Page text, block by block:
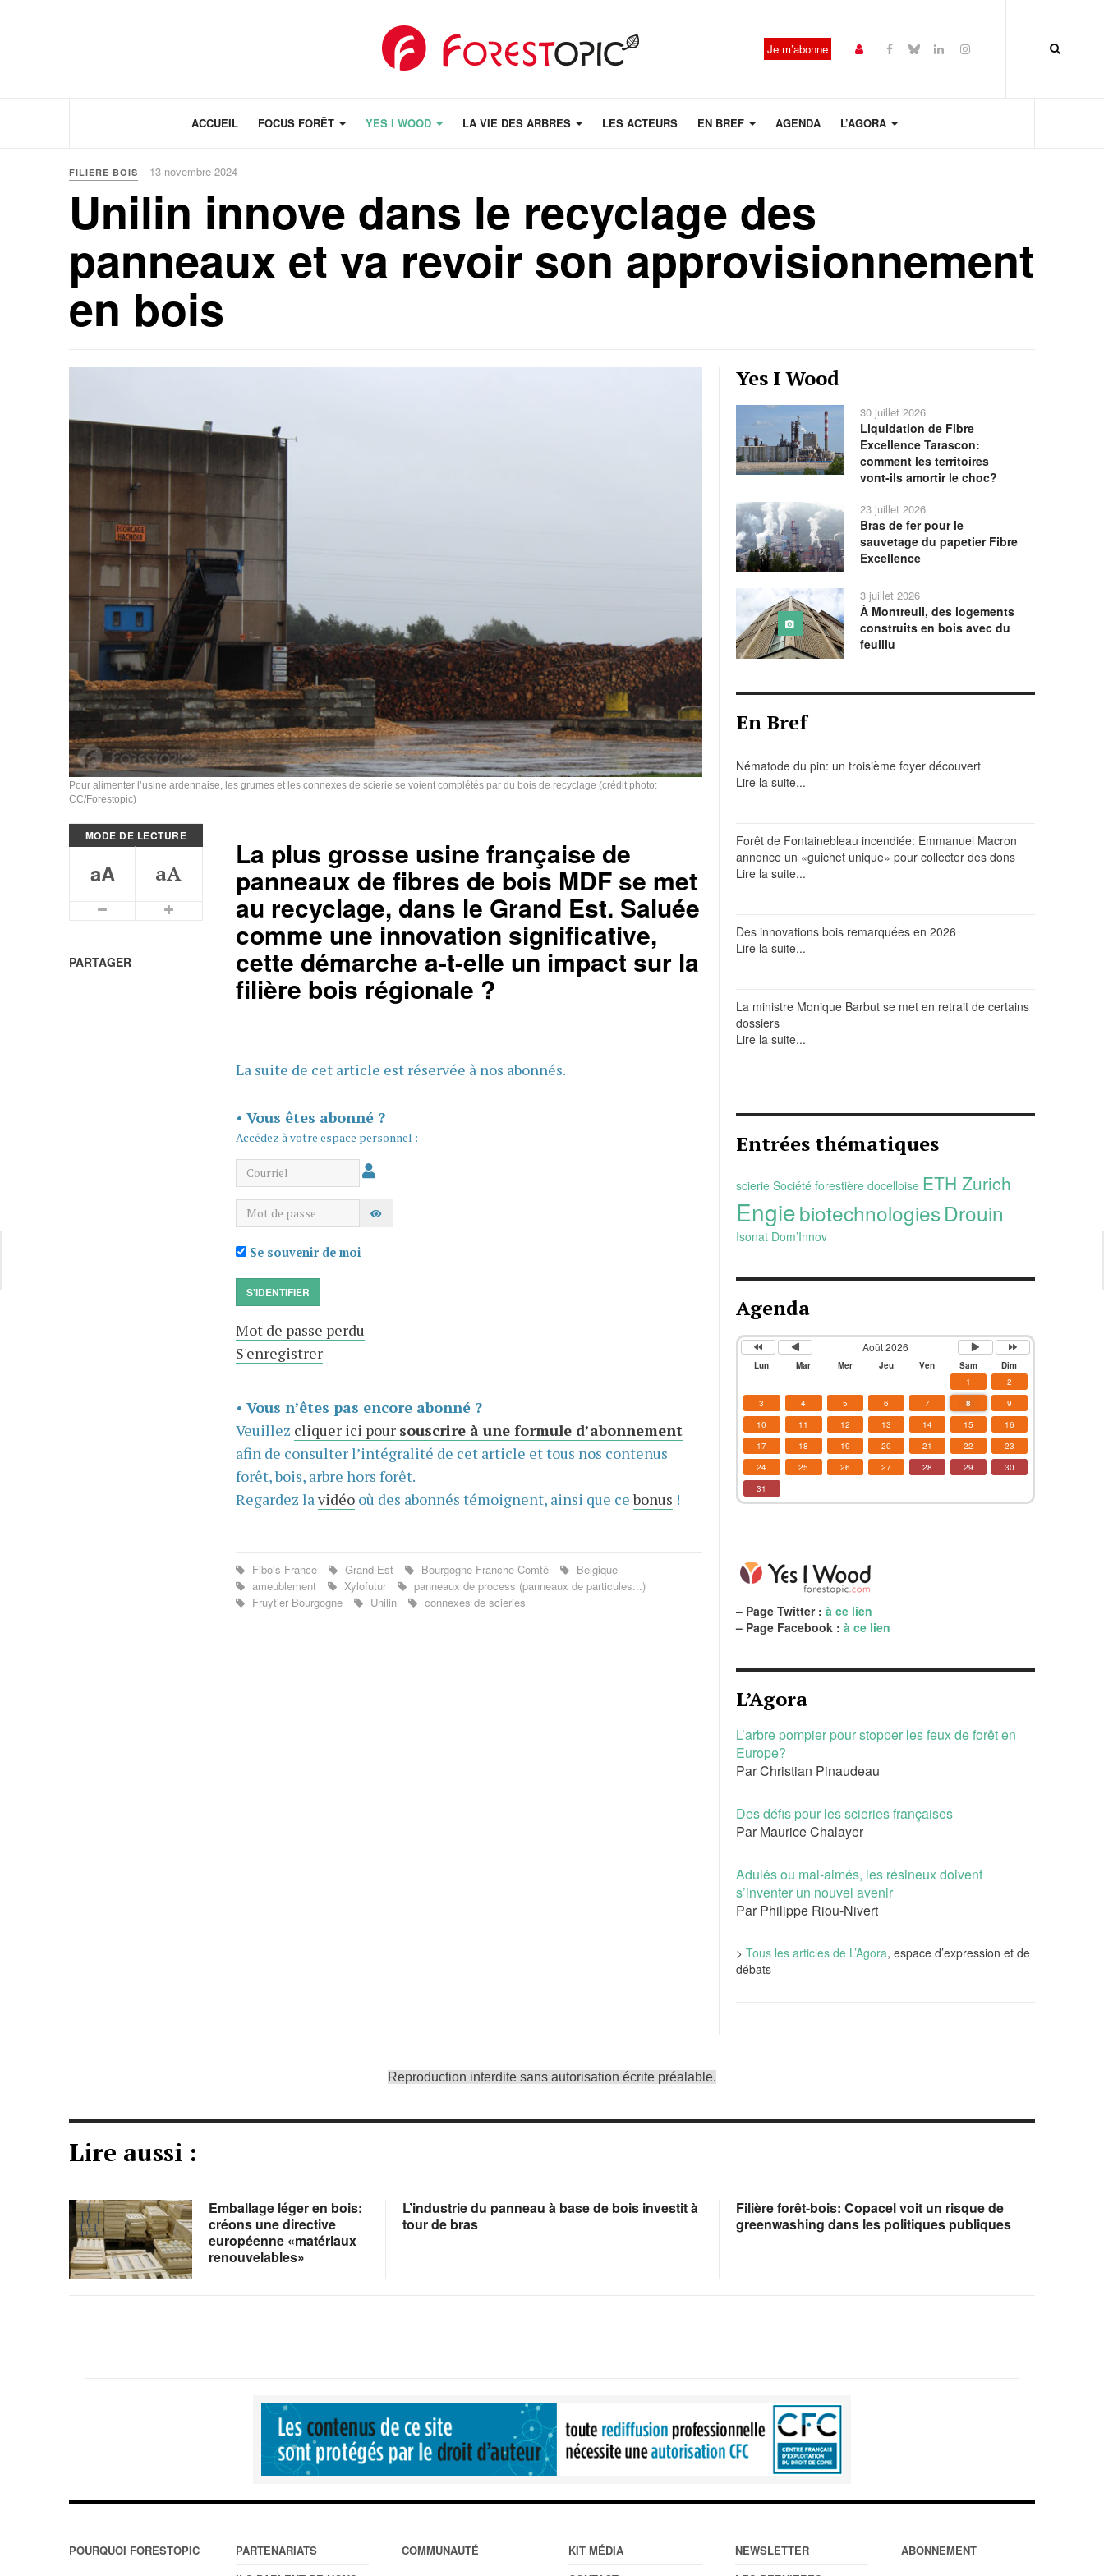
Je m’abonne
ACCUEIL FOCUS FORÊT YES I WOOD LA VIE DES ARBRES LES ACTEURS EN BREF AGENDA L’AGORA
FILIÈRE BOIS 13 novembre 2024
Unilin innove dans le recyclage des
panneaux et va revoir son approvisionnement
en bois
Pour alimenter l’usine ardennaise, les grumes et les connexes de scierie se voient complétés par du bois de recyclage (crédit photo:
CC/Forestopic)
MODE DE LECTURE
aA aA
Plus petits caractèresPlus grands caractères
PARTAGER
La plus grosse usine française de
panneaux de fibres de bois MDF se met
au recyclage, dans le Grand Est. Saluée
comme une innovation significative,
cette démarche a-t-elle un impact sur la
filière bois régionale ?
La suite de cet article est réservée à nos abonnés.
• Vous êtes abonné ?
Accédez à votre espace personnel :
Courriel
Mot de passe AFFICHER LE MOT DE PASSE
Se souvenir de moi
S'IDENTIFIER
Mot de passe perdu
S'enregistrer
• Vous n’êtes pas encore abonné ?
Veuillez cliquer ici pour souscrire à une formule d’abonnement
afin de consulter l’intégralité de cet article et tous nos contenus
forêt, bois, arbre hors forêt.
Regardez la vidéooù des abonnés témoignent, ainsi que cebonus !
Fibois France Grand Est Bourgogne-Franche-Comté
Belgique
ameublement
Xylofutur
panneaux de process (panneaux de particules...)
Fruytier Bourgogne
Unilin connexes de scieries
Yes I Wood
30 juillet 2026
Liquidation de Fibre
Excellence Tarascon:
comment les territoires
vont-ils amortir le choc?
23 juillet 2026
Bras de fer pour le
sauvetage du papetier Fibre
Excellence
3 juillet 2026
À Montreuil, des logements
construits en bois avec du
feuillu
En Bref
Nématode du pin: un troisième foyer découvert
Lire la suite...
Forêt de Fontainebleau incendiée: Emmanuel Macron
annonce un «guichet unique» pour collecter des dons
Lire la suite...
Des innovations bois remarquées en 2026
Lire la suite...
La ministre Monique Barbut se met en retrait de certains
dossiers
Lire la suite...
Entrées thématiques
scierie Société forestière docelloise ETH Zurich
EngiebiotechnologiesDrouin
Isonat Dom’Innov
Agenda
précédenteprécédent
Août 2026
Lun Mar Mer Jeu Ven Sam
Dim
1
2
3
4 5 6 7 8
9
10
11 12 13 14 15
16
17
18 19 20 21 22
23
24
25 26 27 28 29
30
31
–Page Twitter : à ce lien
– Page Facebook : à ce lien
L’Agora
L’arbre pompier pour stopper les feux de forêt en
Europe?
Par Christian Pinaudeau
Des défis pour les scieries françaises
Par Maurice Chalayer
Adulés ou mal-aimés, les résineux doivent
s’inventer un nouvel avenir
Par Philippe Riou-Nivert
> Tous les articles de L’Agora, espace d’expression et de
débats
Reproduction interdite sans autorisation écrite préalable.
Lire aussi :
Emballage léger en bois:
créons une directive
européenne «matériaux
renouvelables»
L’industrie du panneau à base de bois investit à
tour de bras
Filière forêt-bois: Copacel voit un risque de
greenwashing dans les politiques publiques
POURQUOI FORESTOPIC
PARTENARIATS
COMMUNAUTÉ
KIT MÉDIA
NEWSLETTER
ABONNEMENT